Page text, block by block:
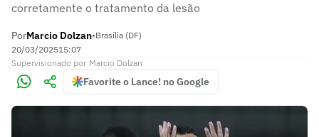
corretamente o tratamento da lesão
PorMarcio Dolzan•Brasília (DF)
20/03/202515:07
Supervisionado por Marcio Dolzan
Favorite o Lance! no Google